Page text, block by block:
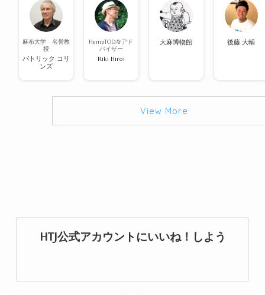
麻布大学 名誉教
授
パトリック コリ
ンズ
HempTODAYアド
バイザー
Riki Hiroi
大麻博物館 後藤 大輔
View More
HTJ公式アカウントにいいね！しよう